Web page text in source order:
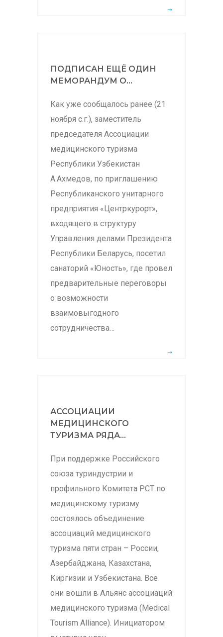
ПОДПИСАН ЕЩЁ ОДИН
МЕМОРАНДУМ О...
Как уже сообщалось ранее (21
ноября с.г.), заместитель
председателя Ассоциации
медицинского туризма
Республики Узбекистан
А.Ахмедов, по приглашению
Республиканского унитарного
предприятия «Центркурорт»,
входящего в структуру
Управления делами Президента
Республики Беларусь, посетил
санаторий «Юность», где провел
предварительные переговоры
о возможности
взаимовыгодного
сотрудничества…
АССОЦИАЦИИ
МЕДИЦИНСКОГО
ТУРИЗМА РЯДА...
При поддержке Российского
союза туриндустрии и
профильного Комитета РСТ по
медицинскому туризму
состоялось объединение
ассоциаций медицинского
туризма пяти стран – России,
Азербайджана, Казахстана,
Киргизии и Узбекистана. Все
они вошли в Альянс ассоциаций
медицинского туризма (Medical
Tourism Alliance). Инициатором